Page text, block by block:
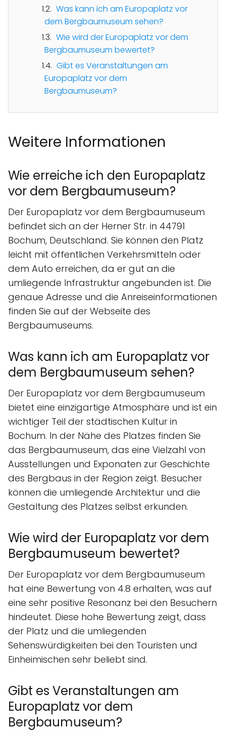
Was kann ich am Europaplatz vor
dem Bergbaumuseum sehen?
Wie wird der Europaplatz vor dem
Bergbaumuseum bewertet?
Gibt es Veranstaltungen am
Europaplatz vor dem
Bergbaumuseum?
Weitere Informationen
Wie erreiche ich den Europaplatz
vor dem Bergbaumuseum?
Der Europaplatz vor dem Bergbaumuseum
befindet sich an der Herner Str. in 44791
Bochum, Deutschland. Sie können den Platz
leicht mit öffentlichen Verkehrsmitteln oder
dem Auto erreichen, da er gut an die
umliegende Infrastruktur angebunden ist. Die
genaue Adresse und die Anreiseinformationen
finden Sie auf der Webseite des
Bergbaumuseums.
Was kann ich am Europaplatz vor
dem Bergbaumuseum sehen?
Der Europaplatz vor dem Bergbaumuseum
bietet eine einzigartige Atmosphäre und ist ein
wichtiger Teil der städtischen Kultur in
Bochum. In der Nähe des Platzes finden Sie
das Bergbaumuseum, das eine Vielzahl von
Ausstellungen und Exponaten zur Geschichte
des Bergbaus in der Region zeigt. Besucher
können die umliegende Architektur und die
Gestaltung des Platzes selbst erkunden.
Wie wird der Europaplatz vor dem
Bergbaumuseum bewertet?
Der Europaplatz vor dem Bergbaumuseum
hat eine Bewertung von 4.8 erhalten, was auf
eine sehr positive Resonanz bei den Besuchern
hindeutet. Diese hohe Bewertung zeigt, dass
der Platz und die umliegenden
Sehenswürdigkeiten bei den Touristen und
Einheimischen sehr beliebt sind.
Gibt es Veranstaltungen am
Europaplatz vor dem
Bergbaumuseum?